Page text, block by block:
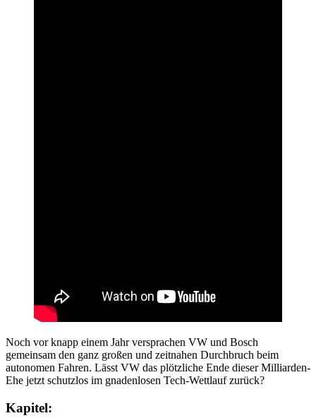
Noch vor knapp einem Jahr versprachen VW und Bosch
gemeinsam den ganz großen und zeitnahen Durchbruch beim
autonomen Fahren. Lässt VW das plötzliche Ende dieser Milliarden-
Ehe jetzt schutzlos im gnadenlosen Tech-Wettlauf zurück?
Kapitel: